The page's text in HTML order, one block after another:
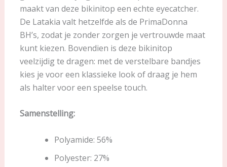
maakt van deze bikinitop een echte eyecatcher.
De Latakia valt hetzelfde als de PrimaDonna
BH’s, zodat je zonder zorgen je vertrouwde maat
kunt kiezen. Bovendien is deze bikinitop
veelzijdig te dragen: met de verstelbare bandjes
kies je voor een klassieke look of draag je hem
als halter voor een speelse touch.
Samenstelling:
Polyamide: 56%
Polyester: 27%